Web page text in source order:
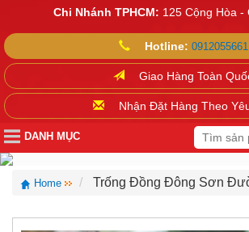
Chi Nhánh TPHCM: 125 Cộng Hòa -
Hotline: 0912055661
Giao Hàng Toàn
Nhận Đặt Hàng Theo
DANH MỤC
Home Trống Đồng Đông Sơn